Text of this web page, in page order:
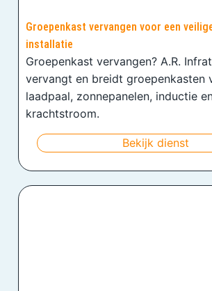
Groepenkast vervangen voor een
installatie
Groepenkast vervangen? A.R.
vervangt en breidt groepenkasten
laadpaal, zonnepanelen, inductie
krachtstroom.
Bekijk dienst